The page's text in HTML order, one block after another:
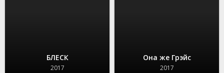
БЛЕСК
2017
Она же Грэйс
2017